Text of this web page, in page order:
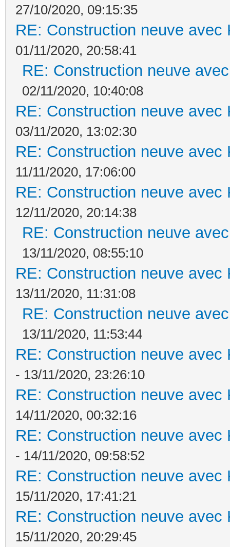
27/10/2020, 09:15:35
RE: Construction neuve avec
01/11/2020, 20:58:41
RE: Construction neuve
02/11/2020, 10:40:08
RE: Construction neuve avec
03/11/2020, 13:02:30
RE: Construction neuve avec
11/11/2020, 17:06:00
RE: Construction neuve avec
12/11/2020, 20:14:38
RE: Construction neuve
13/11/2020, 08:55:10
RE: Construction neuve avec
13/11/2020, 11:31:08
RE: Construction neuve
13/11/2020, 11:53:44
RE: Construction neuve avec
- 13/11/2020, 23:26:10
RE: Construction neuve avec
14/11/2020, 00:32:16
RE: Construction neuve avec
- 14/11/2020, 09:58:52
RE: Construction neuve avec
15/11/2020, 17:41:21
RE: Construction neuve avec
15/11/2020, 20:29:45